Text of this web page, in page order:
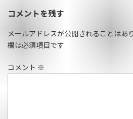
コメントを残す
メールアドレスが公開されることはあ
欄は必須項目です
コメント※